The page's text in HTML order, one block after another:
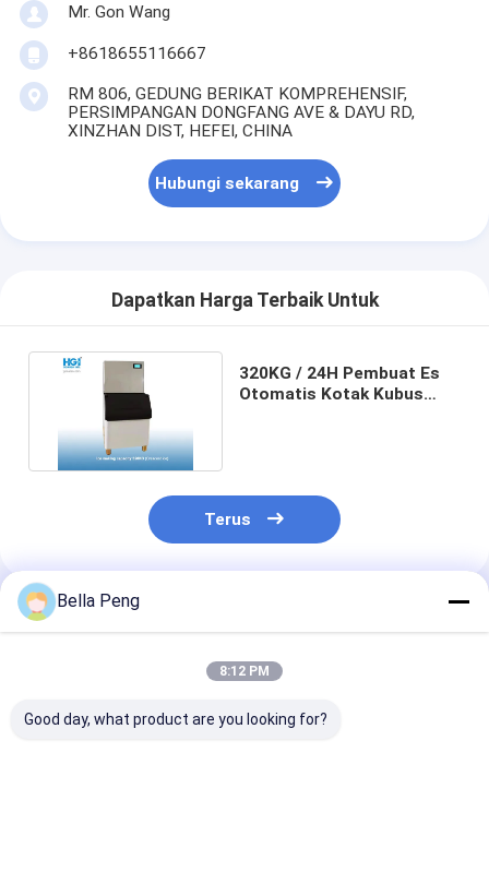
Mr. Gon Wang
+8618655116667
RM 806, GEDUNG BERIKAT KOMPREHENSIF,
PERSIMPANGAN DONGFANG AVE & DAYU RD,
XINZHAN DIST, HEFEI, CHINA
Hubungi sekarang
Dapatkan Harga Terbaik Untuk
320KG / 24H Pembuat Es
Otomatis Kotak Kubus
Terus
Rekomendasi Produk
Bella Peng
8:12 PM
Good day, what product are you looking for?